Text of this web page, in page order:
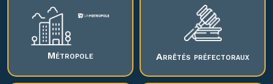
Métropole Arrêtés préfectoraux